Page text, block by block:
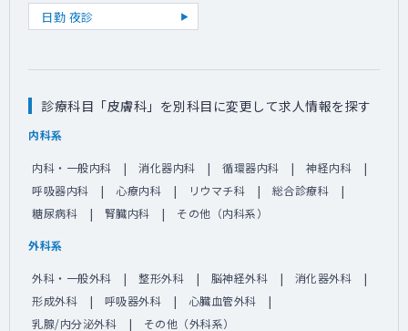
日勤 夜診
診療科目「皮膚科」を別科目に変更して求人情報を探す
内科系
内科・一般内科 消化器内科 循環器内科
神経内科
呼吸器内科
心療内科 リウマチ科
総合診療科
糖尿病科
腎臓内科 その他（内科系）
外科系
外科・一般外科 整形外科 脳神経外科
消化器外科
形成外科
呼吸器外科
心臓血管外科
乳腺/内分泌外科
その他（外科系）